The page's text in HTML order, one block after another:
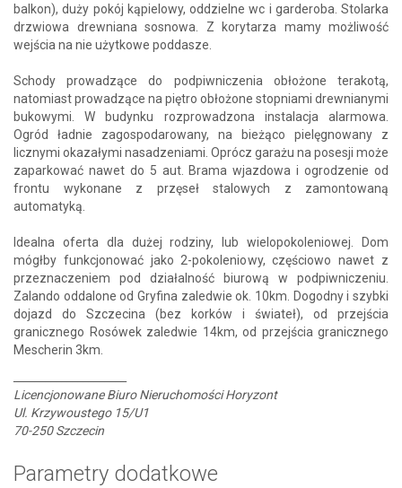
balkon), duży pokój kąpielowy, oddzielne wc i garderoba. Stolarka
drzwiowa drewniana sosnowa. Z korytarza mamy możliwość
wejścia na nie użytkowe poddasze.
Schody prowadzące do podpiwniczenia obłożone terakotą,
natomiast prowadzące na piętro obłożone stopniami drewnianymi
bukowymi. W budynku rozprowadzona instalacja alarmowa.
Ogród ładnie zagospodarowany, na bieżąco pielęgnowany z
licznymi okazałymi nasadzeniami. Oprócz garażu na posesji może
zaparkować nawet do 5 aut. Brama wjazdowa i ogrodzenie od
frontu wykonane z przęseł stalowych z zamontowaną
automatyką.
Idealna oferta dla dużej rodziny, lub wielopokoleniowej. Dom
mógłby funkcjonować jako 2-pokoleniowy, częściowo nawet z
przeznaczeniem pod działalność biurową w podpiwniczeniu.
Zalando oddalone od Gryfina zaledwie ok. 10km. Dogodny i szybki
dojazd do Szczecina (bez korków i świateł), od przejścia
granicznego Rosówek zaledwie 14km, od przejścia granicznego
Mescherin 3km.
Licencjonowane Biuro Nieruchomości Horyzont
Ul. Krzywoustego 15/U1
70-250 Szczecin
Parametry dodatkowe